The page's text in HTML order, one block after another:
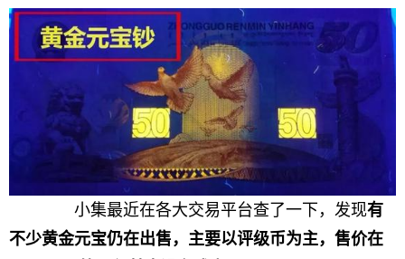
小集最近在各大交易平台查了一下，发现有
不少黄金元宝仍在出售，主要以评级币为主，售价在